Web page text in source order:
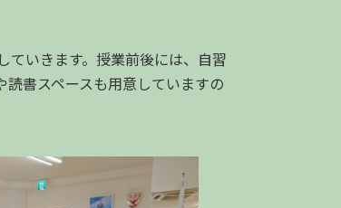
ていきます。授業前後には、自習
書スペースも用意していますの